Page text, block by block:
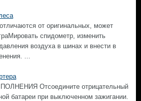
от оригинальных, может
спидометр, изменить
воздуха в шинах и внести в
...
Отсоедините отрицательный
батареи при выключенном зажигании.